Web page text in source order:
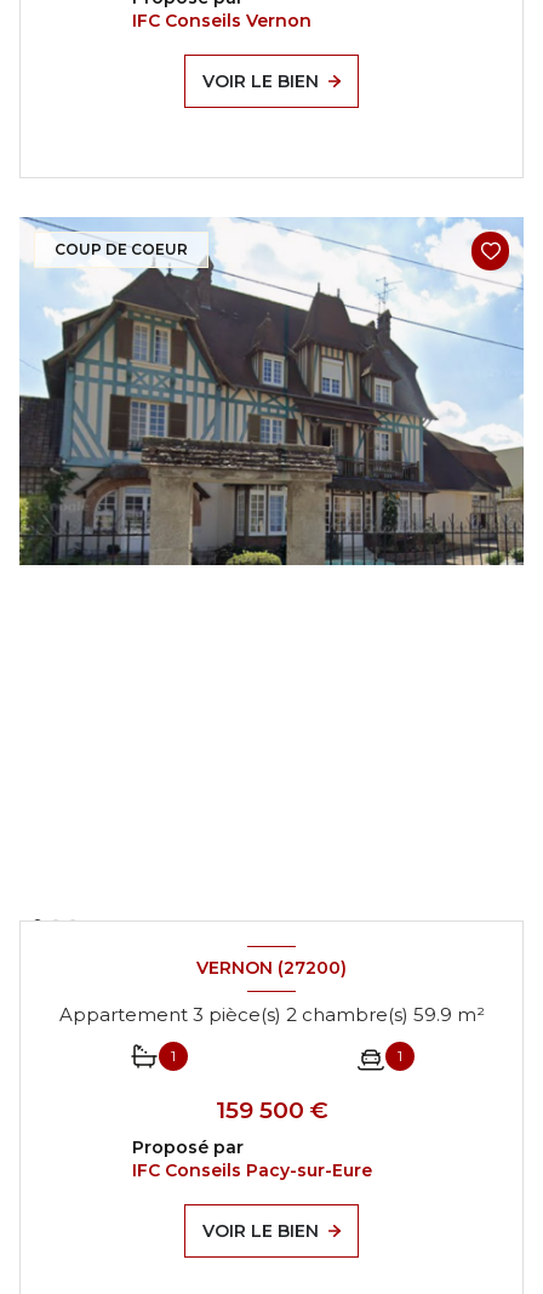
IFC Conseils Vernon
VOIR LE BIEN
COUP DE COEUR
VERNON (27200)
Appartement 3 pièce(s) 2 chambre(s) 59.9 m²
1 1
159 500 €
Proposé par
IFC Conseils Pacy-sur-Eure
VOIR LE BIEN